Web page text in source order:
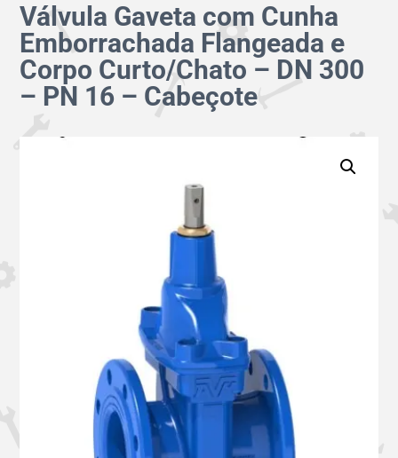
Válvula Gaveta com Cunha
Emborrachada Flangeada e
Corpo Curto/Chato – DN 300
– PN 16 – Cabeçote